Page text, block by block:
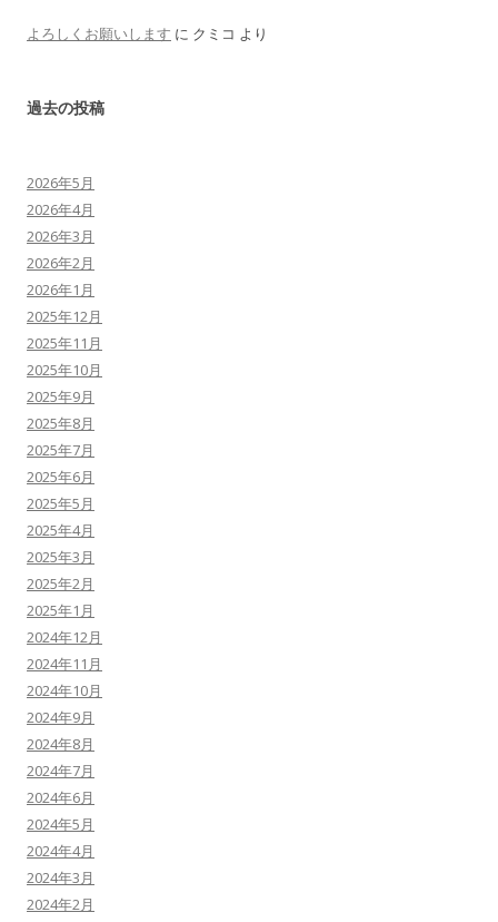
よろしくお願いします に クミコ より
過去の投稿
2026年5月
2026年4月
2026年3月
2026年2月
2026年1月
2025年12月
2025年11月
2025年10月
2025年9月
2025年8月
2025年7月
2025年6月
2025年5月
2025年4月
2025年3月
2025年2月
2025年1月
2024年12月
2024年11月
2024年10月
2024年9月
2024年8月
2024年7月
2024年6月
2024年5月
2024年4月
2024年3月
2024年2月